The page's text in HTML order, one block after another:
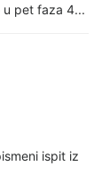
u pet faza 4...
ispit iz